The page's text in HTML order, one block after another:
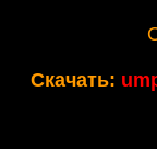
Скачать: